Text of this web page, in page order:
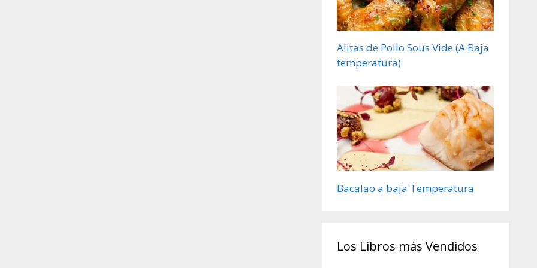
Alitas de Pollo Sous Vide (A Baja
temperatura)
Bacalao a baja Temperatura
Los Libros más Vendidos